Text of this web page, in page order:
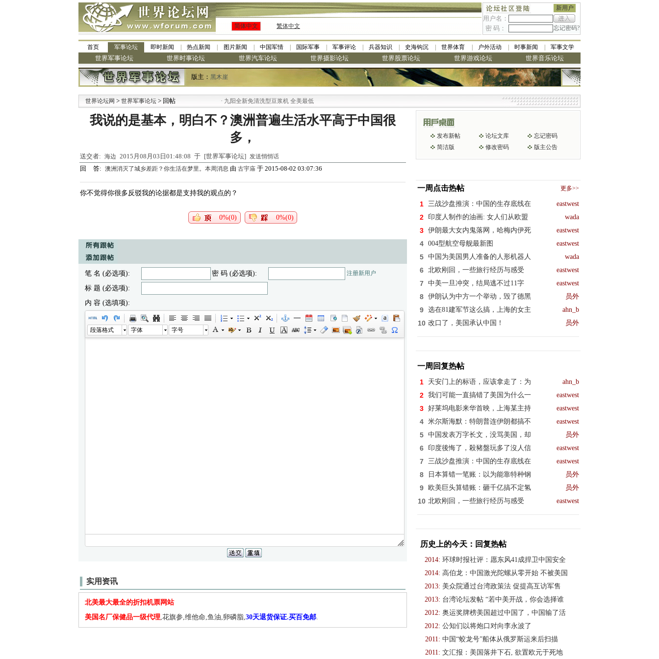
新用户
用户名：
密 码：
忘记密码?
简体中文 繁体中文
首页 军事论坛 即时新闻 热点新闻 图片新闻 中国军情 国际军事 军事评论 兵器知识 史海钩沉 世界体育 户外活动 时事新闻 军事文学
世界军事论坛 世界时事论坛 世界汽车论坛 世界摄影论坛 世界股票论坛 世界游戏论坛 世界音乐论坛
版主： 黑木崖
世界论坛网 > 世界军事论坛 > 回帖 九阳全新免清洗型豆浆机 全美最低
我说的是基本，明白不？澳洲普遍生活水平高于中国很
多，
送交者: 海边 2015月08月03日01:48:08 于 [世界军事论坛] 发送悄悄话
回 答: 澳洲消灭了城乡差距？你生活在梦里。本周消息 由 古宇庙 于 2015-08-02 03:07:36
你不觉得你很多反驳我的论据都是支持我的观点的？
0%(0) 0%(0)
笔 名 (必选项): 密 码 (必选项): 注册新用户
标 题 (必选项):
内 容 (选填项):
段落格式 字体 字号
实用资讯
北美最大最全的折扣机票网站
美国名厂保健品一级代理,花旗参,维他命,鱼油,卵磷脂,30天退货保证.买百免邮.
发布新帖 论坛文库
忘记密码
简洁版
修改密码 版主公告
一周点击热帖 更多>>
1 三战沙盘推演：中国的生存底线在 eastwest
2 印度人制作的油画: 女人们从欧盟 wada
3 伊朗最大女内鬼落网，哈梅内伊死 eastwest
4 004型航空母舰最新图 eastwest
5 中国为美国男人准备的人形机器人 wada
6 北欧刚回，一些旅行经历与感受 eastwest
7 中美一旦冲突，结局逃不过11字 eastwest
8 伊朗认为中方一个举动，毁了德黑 员外
9 选在81建军节这么搞，上海的女主 ahn_b
10 改口了，美国承认中国！ 员外
一周回复热帖
1 天安门上的标语，应该拿走了：为 ahn_b
2 我们可能一直搞错了美国为什么一 eastwest
3 好莱坞电影来华首映，上海某主持 eastwest
4 米尔斯海默：特朗普连伊朗都搞不 eastwest
5 中国发表万字长文，没骂美国，却 员外
6 印度後悔了，殺豬盤玩多了沒人信 eastwest
7 三战沙盘推演：中国的生存底线在 eastwest
8 日本算错一笔账：以为能靠特种钢 员外
9 欧美巨头算错账：砸千亿搞不定氢 员外
10 北欧刚回，一些旅行经历与感受 eastwest
历史上的今天：回复热帖
2014: 环球时报社评：愿东风41成捍卫中国安全
2014: 高伯龙：中国激光陀螺从零开始 不被美国
2013: 美众院通过台湾政策法 促提高互访军售
2013: 台湾论坛发帖 “若中美开战，你会选择谁
2012: 奥运奖牌榜美国超过中国了，中国输了活
2012: 公知们以将炮口对向李永波了
2011: 中国“蛟龙号”船体从俄罗斯运来后扫描
2011: 文汇报：美国落井下石, 欲置欧元于死地